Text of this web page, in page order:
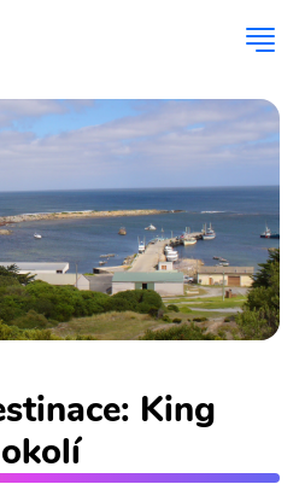
King